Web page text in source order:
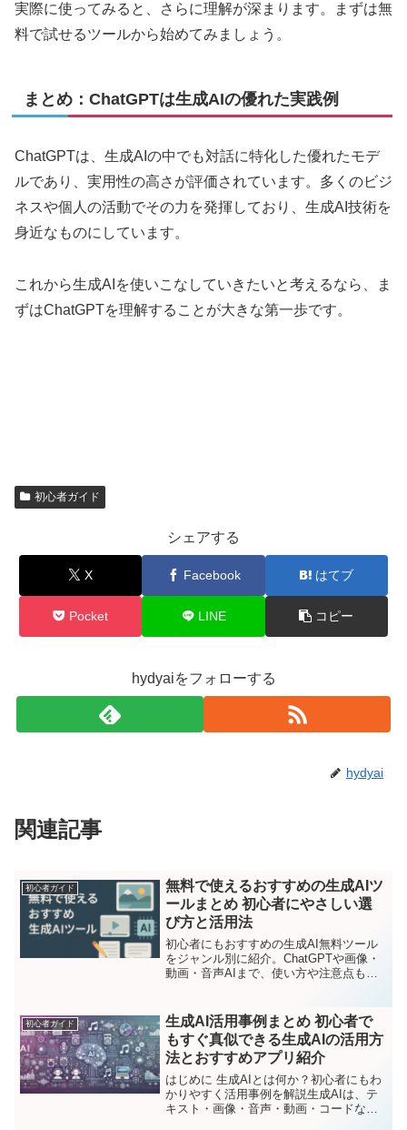
実際に使ってみると、さらに理解が深まります。まずは無
料で試せるツールから始めてみましょう。
まとめ：ChatGPTは生成AIの優れた実践例
ChatGPTは、生成AIの中でも対話に特化した優れたモデ
ルであり、実用性の高さが評価されています。多くのビジ
ネスや個人の活動でその力を発揮しており、生成AI技術を
身近なものにしています。
これから生成AIを使いこなしていきたいと考えるなら、ま
ずはChatGPTを理解することが大きな第一歩です。
初心者ガイド
シェアする
X Facebook はてブ
Pocket LINE コピー
hydyaiをフォローする
hydyai
関連記事
初心者ガイド
無料で使えるおすすめの生成AIツ
ールまとめ 初心者にやさしい選
び方と活用法
初心者にもおすすめの生成AI無料ツール
をジャンル別に紹介。ChatGPTや画像・
動画・音声AIまで、使い方や注意点もわ
初心者ガイド
生成AI活用事例まとめ 初心者で
もすぐ真似できる生成AIの活用方
法とおすすめアプリ紹介
はじめに 生成AIとは何か？初心者にもわ
かりやすく活用事例を解説生成AIは、テ
キスト・画像・音声・動画・コードな